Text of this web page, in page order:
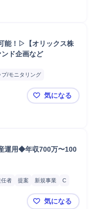
能！▷【オリックス株
ド企画など
プ/モニタリング
マネジメント
開発
法人営業
◁経験に応
気になる
運用◆年収700万〜100
任者 提案 新規事業
C
【不動産コ
気になる